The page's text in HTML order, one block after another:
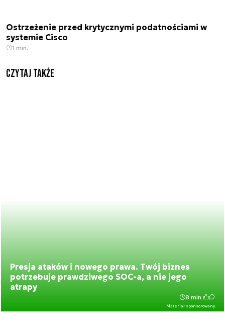
Ostrzeżenie przed krytycznymi podatnościami w
systemie Cisco
1 min.
Czytaj także
Presja ataków i nowego prawa. Twój biznes
potrzebuje prawdziwego SOC-a, a nie jego
atrapy
Materiał sponsorowany
8 min.